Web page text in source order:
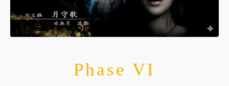
Phase VI